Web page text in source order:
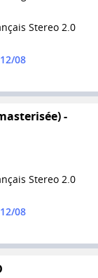
Stereo 2.0
12/08
-
Stereo 2.0
12/08